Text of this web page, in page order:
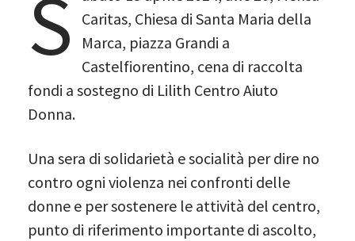
S
Caritas, Chiesa di Santa Maria della
Marca, piazza Grandi a
Castelfiorentino, cena di raccolta
fondi a sostegno di Lilith Centro Aiuto
Donna.
Una sera di solidarietà e socialità per dire no
contro ogni violenza nei confronti delle
donne e per sostenere le attività del centro,
punto di riferimento importante di ascolto,